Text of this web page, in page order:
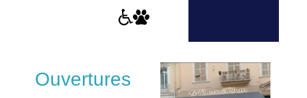
Ouvertures